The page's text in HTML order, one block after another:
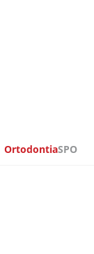
OrtodontiaSPO